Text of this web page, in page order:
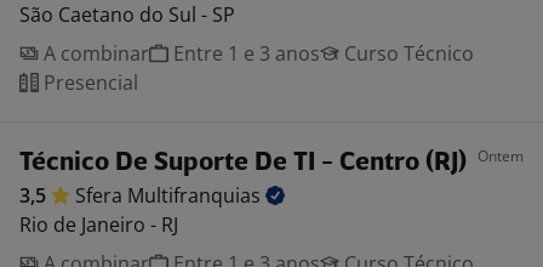
São Caetano do Sul - SP
A combinar
Entre 1 e 3 anos
Curso Técnico
Presencial
Técnico De Suporte De TI - Centro (RJ) Ontem
3,5 Sfera Multifranquias
Rio de Janeiro - RJ